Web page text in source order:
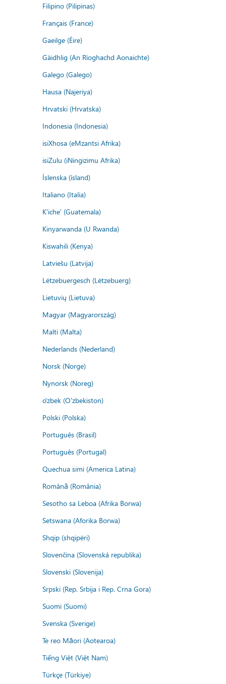
Filipino (Pilipinas)
Français (France)
Gaeilge (Éire)
Gàidhlig (An Rìoghachd Aonaichte)
Galego (Galego)
Hausa (Najeriya)
Hrvatski (Hrvatska)
Indonesia (Indonesia)
isiXhosa (eMzantsi Afrika)
isiZulu (iNingizimu Afrika)
Íslenska (ísland)
Italiano (Italia)
K'iche' (Guatemala)
Kinyarwanda (U Rwanda)
Kiswahili (Kenya)
Latviešu (Latvija)
Lëtzebuergesch (Lëtzebuerg)
Lietuvių (Lietuva)
Magyar (Magyarország)
Malti (Malta)
Nederlands (Nederland)
Norsk (Norge)
Nynorsk (Noreg)
o'zbek (O'zbekiston)
Polski (Polska)
Português (Brasil)
Português (Portugal)
Quechua simi (America Latina)
Română (România)
Sesotho sa Leboa (Afrika Borwa)
Setswana (Aforika Borwa)
Shqip (shqipëri)
Slovenčina (Slovenská republika)
Slovenski (Slovenija)
Srpski (Rep. Srbija i Rep. Crna Gora)
Suomi (Suomi)
Svenska (Sverige)
Te reo Māori (Aotearoa)
Tiếng Việt (Việt Nam)
Türkçe (Türkiye)